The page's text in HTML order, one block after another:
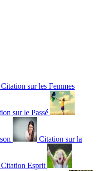
Citation sur les Femmes
sur le Passé
Citation sur la
Citation Esprit